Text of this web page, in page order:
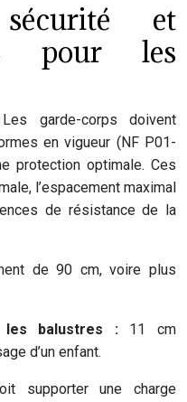
et
pour les
garde-corps doivent
en vigueur (NF P01-
protection optimale. Ces
l’espacement maximal
de résistance de la
de 90 cm, voire plus
les balustres : 11 cm
d’un enfant.
supporter une charge